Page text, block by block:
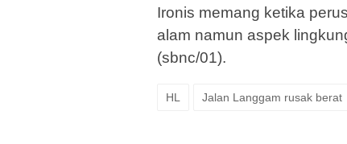
Ironis memang ketika
alam namun aspek
(sbnc/01).
HL Jalan Langgam rusak berat